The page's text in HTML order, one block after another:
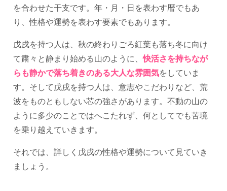
を合わせた干支です。年・月・日を表わす暦でもあ
り、性格や運勢を表わす要素でもあります。
戊戌を持つ人は、秋の終わりごろ紅葉も落ち冬に向け
て粛々と静まり始める山のように、快活さを持ちなが
らも静かで落ち着きのある大人な雰囲気をしていま
す。そして戊戌を持つ人は、意志やこだわりなど、荒
波をものともしない芯の強さがあります。不動の山の
ように多少のことではへこたれず、何としてでも苦境
を乗り越えていきます。
それでは、詳しく戊戌の性格や運勢について見ていき
ましょう。